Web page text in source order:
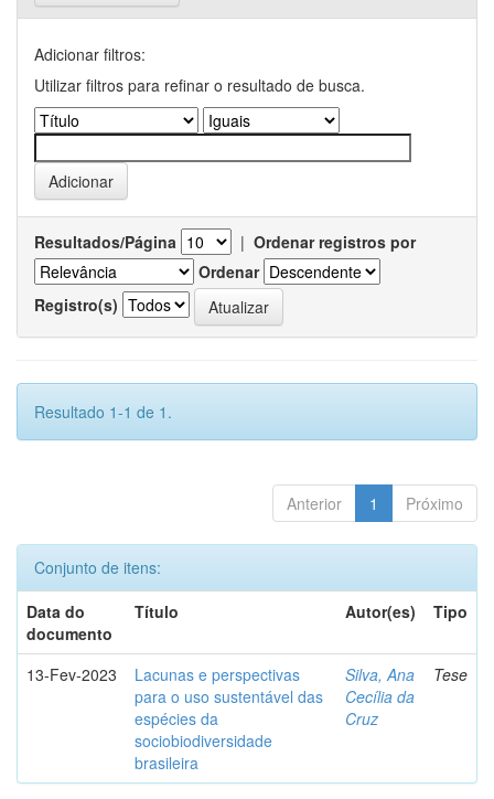
Adicionar filtros:
Utilizar filtros para refinar o resultado de busca.
Resultados/Página | Ordenar registros por
Ordenar
Registro(s)
Resultado 1-1 de 1.
Anterior 1 Próximo
Conjunto de itens:
Data do
documento
Título Autor(es) Tipo
13-Fev-2023
Lacunas e perspectivas
para o uso sustentável das
espécies da
sociobiodiversidade
brasileira
Silva, Ana
Cecília da
Cruz
Tese